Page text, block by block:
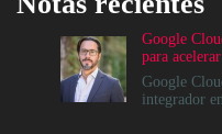
Google
para
Google
integrador